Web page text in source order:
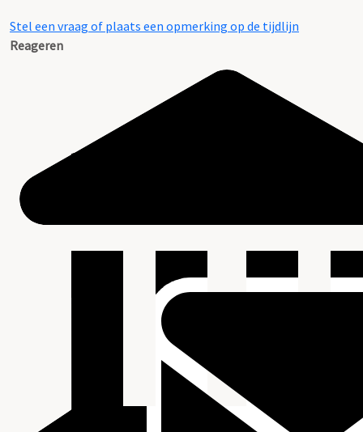
Stel een vraag of plaats een opmerking op de tijdlijn
Reageren